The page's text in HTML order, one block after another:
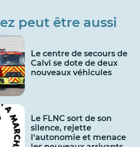
peut être aussi
Le centre de secours de
Calvi se dote de deux
nouveaux véhicules
Le FLNC sort de son
silence, rejette
l'autonomie et menace